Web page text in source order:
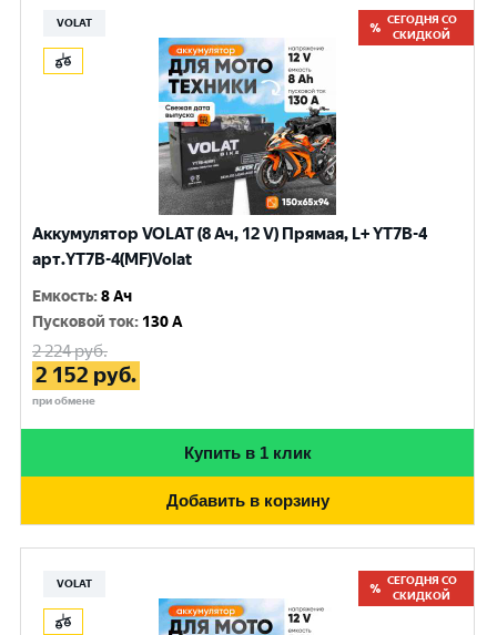
VOLAT
СЕГОДНЯ СО
СКИДКОЙ
Аккумулятор VOLAT (8 Ач, 12 V) Прямая, L+ YT7B-4
арт.YT7B-4(MF)Volat
Емкость:8 Ач
Пусковой ток: 130 A
2 224руб.
2 152 руб.
при обмене
Купить в 1 клик
Добавить в корзину
VOLAT
СЕГОДНЯ СО
СКИДКОЙ